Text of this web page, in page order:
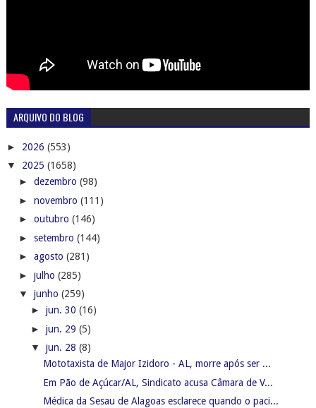
ARQUIVO DO BLOG
► 2026 (553)
▼ 2025 (1658)
► dezembro (98)
► novembro (111)
► outubro (146)
► setembro (144)
► agosto (281)
► julho (285)
▼ junho (259)
► jun. 30 (16)
► jun. 29 (5)
▼ jun. 28 (8)
Mototaxista de Major Izidoro - AL, morre após ser ...
Em Pão de Açúcar/AL, Sindicato acusa Câmara de V...
Médica da Sesau de Alagoas esclarece quando o paci...